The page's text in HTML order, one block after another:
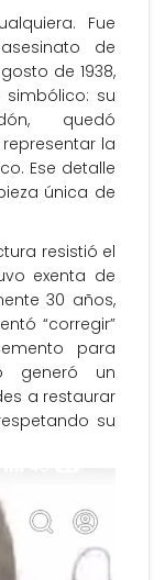
Fue
de
de 1938,
su
quedó
la
Ese detalle
única de
resistió el
exenta de
30 años,
“corregir”
para
generó un
a restaurar
su